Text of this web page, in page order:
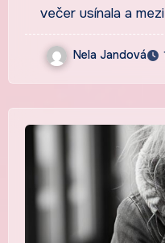
večer usínala a
Nela Jandová